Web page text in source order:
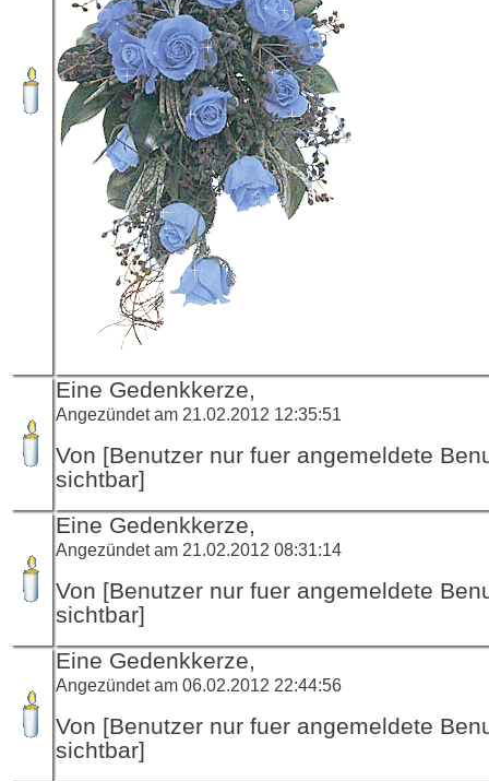
Eine Gedenkkerze,
Angezündet am 21.02.2012 12:35:51
Von [Benutzer nur fuer angemeldete
sichtbar]
Eine Gedenkkerze,
Angezündet am 21.02.2012 08:31:14
Von [Benutzer nur fuer angemeldete
sichtbar]
Eine Gedenkkerze,
Angezündet am 06.02.2012 22:44:56
Von [Benutzer nur fuer angemeldete
sichtbar]